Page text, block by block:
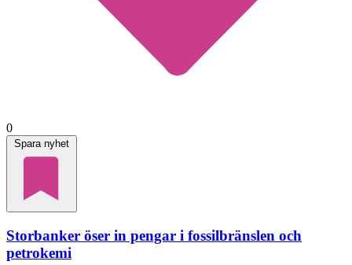
0
Spara nyhet
Storbanker öser in pengar i fossilbränslen och
petrokemi